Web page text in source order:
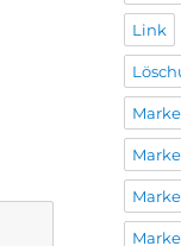
Link